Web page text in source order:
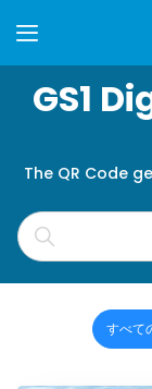
GS1
The QR Code
すべて